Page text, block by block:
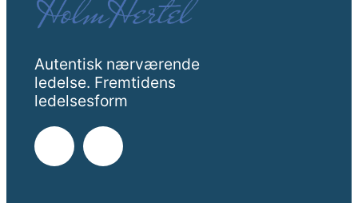
Autentisk nærværende
ledelse. Fremtidens
ledelsesform